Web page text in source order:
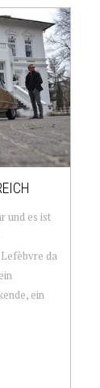
und es ist
da
ein